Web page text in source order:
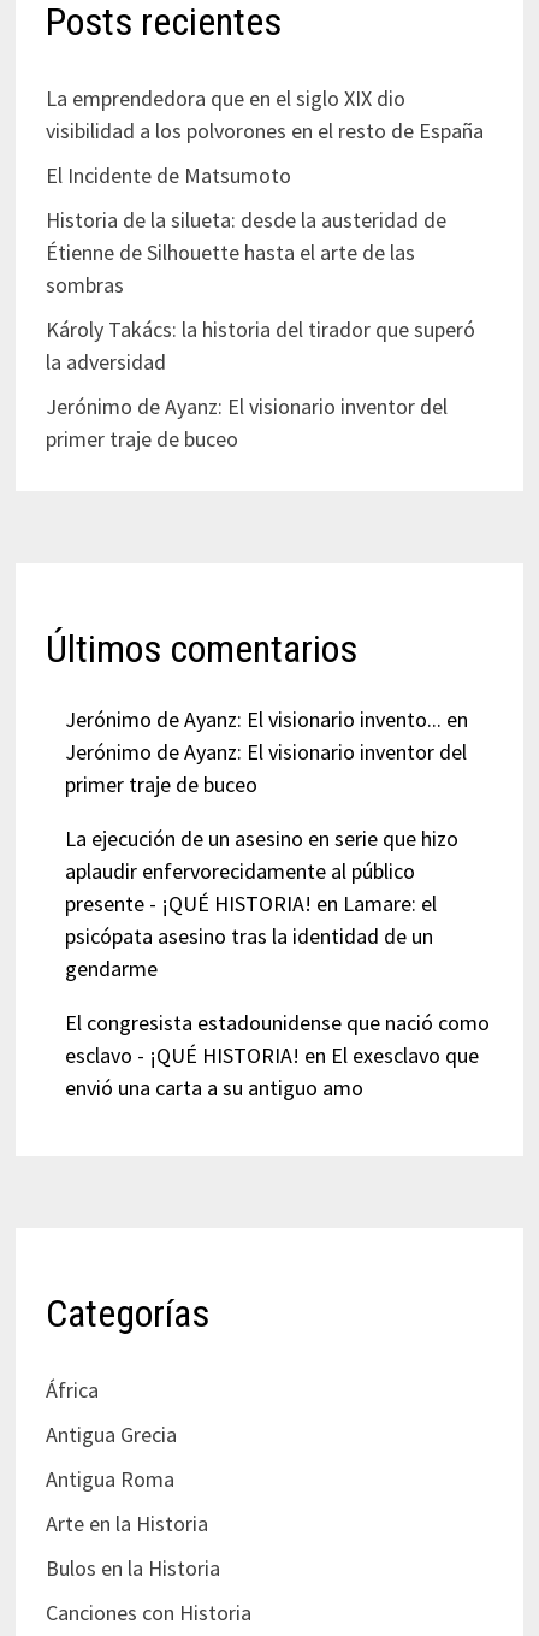
Posts recientes
La emprendedora que en el siglo XIX dio
visibilidad a los polvorones en el resto de España
El Incidente de Matsumoto
Historia de la silueta: desde la austeridad de
Étienne de Silhouette hasta el arte de las
sombras
Károly Takács: la historia del tirador que superó
la adversidad
Jerónimo de Ayanz: El visionario inventor del
primer traje de buceo
Últimos comentarios
Jerónimo de Ayanz: El visionario invento... en
Jerónimo de Ayanz: El visionario inventor del
primer traje de buceo
La ejecución de un asesino en serie que hizo
aplaudir enfervorecidamente al público
presente - ¡QUÉ HISTORIA! en Lamare: el
psicópata asesino tras la identidad de un
gendarme
El congresista estadounidense que nació como
esclavo - ¡QUÉ HISTORIA! en El exesclavo que
envió una carta a su antiguo amo
Categorías
África
Antigua Grecia
Antigua Roma
Arte en la Historia
Bulos en la Historia
Canciones con Historia